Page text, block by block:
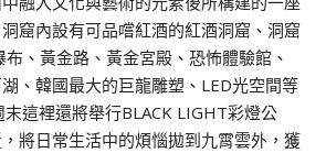
窟內設有可品嚐紅酒的紅酒洞窟、洞窟
、黃金路、黃金宮殿、恐怖體驗館、
、韓國最大的巨龍雕塑、LED光空間等
這裡還將舉行BLACK LIGHT彩燈公
將日常生活中的煩惱拋到九霄雲外，獲